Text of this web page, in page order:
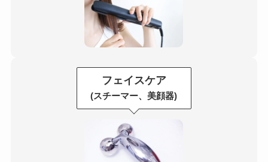
フェイスケア
(スチーマー、美顔器)